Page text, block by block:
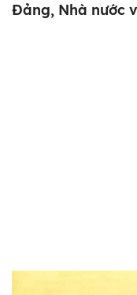
Đảng, Nhà nước